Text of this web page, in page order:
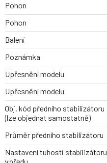
Pohon
Pohon
Balení
Poznámka
Upřesnění modelu
Upřesnění modelu
Obj. kód předního stabilizátoru
(lze objednat samostatně)
Průměr předního stabilizátoru
Nastavení tuhosti stabilizátoru